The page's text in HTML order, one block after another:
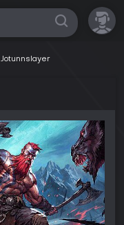
Jotunnslayer